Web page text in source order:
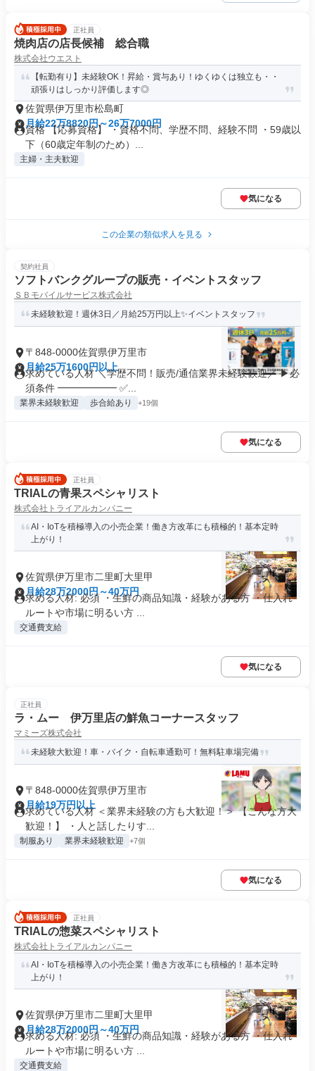
正社員
焼肉店の店長候補 総合職
株式会社ウエスト
【転勤有り】未経験OK！昇給・賞与あり！ゆくゆくは独立も・・
頑張りはしっかり評価します◎
佐賀県伊万里市松島町
月給22万8820円～26万7000円
資格 【応募資格】 ・資格不問、学歴不問、経験不問 ・59歳以
下（60歳定年制のため）...
主婦・主夫歓迎
気になる
この企業の類似求人を見る
契約社員
ソフトバンクグループの販売・イベントスタッフ
ＳＢモバイルサービス株式会社
未経験歓迎！週休3日／月給25万円以上✨イベントスタッフ
〒848-0000佐賀県伊万里市
月給25万1600円以上
求めている人材 ＼学歴不問！販売/通信業界未経験歓迎／ ▶必
須条件 ━━━━━━ ✅...
業界未経験歓迎 歩合給あり +19個
気になる
正社員
TRIALの青果スペシャリスト
株式会社トライアルカンパニー
AI・IoTを積極導入の小売企業！働き方改革にも積極的！基本定時
上がり！
佐賀県伊万里市二里町大里甲
月給28万2000円～40万円
求める人材: 必須 ・生鮮の商品知識・経験がある方 ・仕入れ
ルートや市場に明るい方 ...
交通費支給
気になる
正社員
ラ・ムー 伊万里店の鮮魚コーナースタッフ
マミーズ株式会社
未経験大歓迎！車・バイク・自転車通勤可！無料駐車場完備
〒848-0000佐賀県伊万里市
月給19万円以上
求めている人材 ＜業界未経験の方も大歓迎！＞ 【こんな方大
歓迎！】 ・人と話したりす...
制服あり 業界未経験歓迎 +7個
気になる
正社員
TRIALの惣菜スペシャリスト
株式会社トライアルカンパニー
AI・IoTを積極導入の小売企業！働き方改革にも積極的！基本定時
上がり！
佐賀県伊万里市二里町大里甲
月給28万2000円～40万円
求める人材: 必須 ・生鮮の商品知識・経験がある方 ・仕入れ
ルートや市場に明るい方 ...
交通費支給